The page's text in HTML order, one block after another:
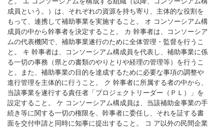
成員という。）は、それぞれの資源を持ち寄り、主体的な役割を
もって、連携して補助事業を実施すること。 オ コンソーシアム構
成員の中から幹事者を決定すること。 カ 幹事者は、コンソーシア
ムの代表機関で、補助事業遂行のために全体管理・監督を行うこ
と。 キ 幹事者は、コンソーシアム構成員を代表し、補助事業に係
る一切の事務（県との書類のやりとりや経理の管理等）を行うこ
と。また、補助事業の目的を達成するために必要な事項の調整や
進行管理を主体的に行うこと。 ク 幹事者に所属する者の中から、
当該事業を遂行する責任者「プロジェクトリーダー（ＰＬ）」を
設定すること。 ケ コンソーシアム構成員は、当該補助金事業の手
続き等に関する一切の権限を、幹事者に委任し、それを証する書
面を交付申請と同時に知事に提出すること。 コ ア以外の民間企業